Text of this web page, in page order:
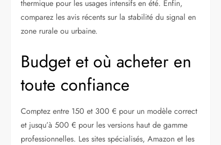
thermique pour les usages intensifs en été. Enfin,
comparez les avis récents sur la stabilité du signal en
zone rurale ou urbaine.
Budget et où acheter en
toute confiance
Comptez entre 150 et 300 € pour un modèle correct
et jusqu’à 500 € pour les versions haut de gamme
professionnelles. Les sites spécialisés, Amazon et les